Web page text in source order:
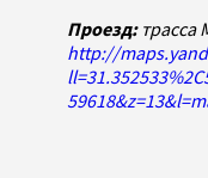
Проезд:трасса
http://